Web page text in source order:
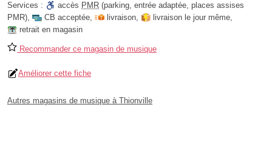
Services :
accès PMR (parking, entrée adaptée, places assises
PMR), CB acceptée, livraison, livraison le jour même,
retrait en magasin
Recommander ce magasin de musique
Améliorer cette fiche
Autres magasins de musique à Thionville